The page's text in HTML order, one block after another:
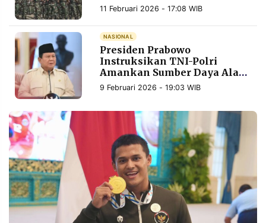
11 Februari 2026 - 17:08 WIB
NASIONAL
Presiden Prabowo
Instruksikan TNI-Polri
Amankan Sumber Daya Alam
dari Eksploitasi Ilegal
9 Februari 2026 - 19:03 WIB